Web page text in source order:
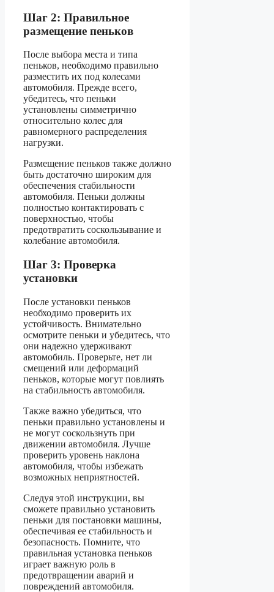
Шаг 2: Правильное
размещение пеньков
После выбора места и типа
пеньков, необходимо правильно
разместить их под колесами
автомобиля. Прежде всего,
убедитесь, что пеньки
установлены симметрично
относительно колес для
равномерного распределения
нагрузки.
Размещение пеньков также должно
быть достаточно широким для
обеспечения стабильности
автомобиля. Пеньки должны
полностью контактировать с
поверхностью, чтобы
предотвратить соскользывание и
колебание автомобиля.
Шаг 3: Проверка
установки
После установки пеньков
необходимо проверить их
устойчивость. Внимательно
осмотрите пеньки и убедитесь, что
они надежно удерживают
автомобиль. Проверьте, нет ли
смещений или деформаций
пеньков, которые могут повлиять
на стабильность автомобиля.
Также важно убедиться, что
пеньки правильно установлены и
не могут соскользнуть при
движении автомобиля. Лучше
проверить уровень наклона
автомобиля, чтобы избежать
возможных неприятностей.
Следуя этой инструкции, вы
сможете правильно установить
пеньки для постановки машины,
обеспечивая ее стабильность и
безопасность. Помните, что
правильная установка пеньков
играет важную роль в
предотвращении аварий и
повреждений автомобиля.